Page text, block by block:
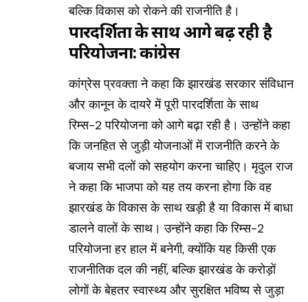
बल्कि विकास को रोकने की राजनीति है।
पारदर्शिता के साथ आगे बढ़ रही है
परियोजना: कांग्रेस
कांग्रेस प्रवक्ता ने कहा कि झारखंड सरकार संविधान
और कानून के दायरे में पूरी पारदर्शिता के साथ
रिम्स-2 परियोजना को आगे बढ़ा रही है। उन्होंने कहा
कि जनहित से जुड़ी योजनाओं में राजनीति करने के
बजाय सभी दलों को सहयोग करना चाहिए। मृदुल राज
ने कहा कि भाजपा को यह तय करना होगा कि वह
झारखंड के विकास के साथ खड़ी है या विकास में बाधा
डालने वालों के साथ। उन्होंने कहा कि रिम्स-2
परियोजना हर हाल में बनेगी, क्योंकि यह किसी एक
राजनीतिक दल की नहीं, बल्कि झारखंड के करोड़ों
लोगों के बेहतर स्वास्थ्य और सुरक्षित भविष्य से जुड़ा